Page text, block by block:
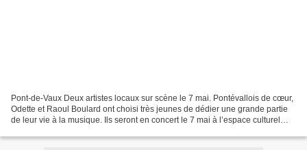
Pont-de-Vaux Deux artistes locaux sur scène le 7 mai. Pontévallois de cœur,
Odette et Raoul Boulard ont choisi très jeunes de dédier une grande partie
de leur vie à la musique. Ils seront en concert le 7 mai à l’espace culturel